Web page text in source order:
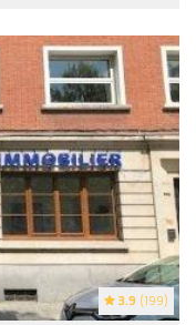
3.9 (199)